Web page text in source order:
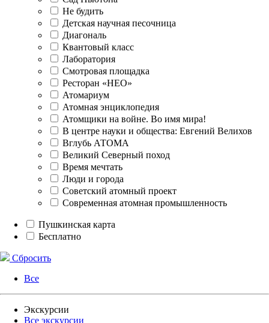
Не будить
Детская научная песочница
Диагональ
Квантовый класс
Лаборатория
Смотровая площадка
Ресторан «НЕО»
Атомариум
Атомная энциклопедия
Атомщики на войне. Во имя мира!
В центре науки и общества: Евгений Велихов
Вглубь АТОМА
Великий Северный поход
Время мечтать
Люди и города
Советский атомный проект
Современная атомная промышленность
Пушкинская карта
Бесплатно
Сбросить
Все
Экскурсии
Все экскурсии